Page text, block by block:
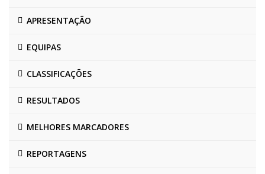
APRESENTAÇÃO
EQUIPAS
CLASSIFICAÇÕES
RESULTADOS
MELHORES MARCADORES
REPORTAGENS